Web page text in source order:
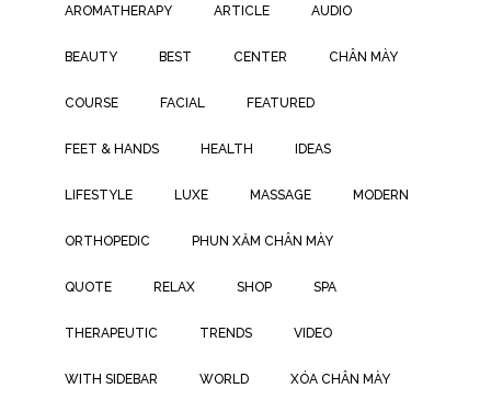
AROMATHERAPY ARTICLE AUDIO
BEAUTY BEST CENTER CHÂN MÀY
COURSE FACIAL FEATURED
FEET & HANDS HEALTH IDEAS
LIFESTYLE LUXE MASSAGE MODERN
ORTHOPEDIC PHUN XĂM CHÂN MÀY
QUOTE RELAX SHOP SPA
THERAPEUTIC TRENDS VIDEO
WITH SIDEBAR WORLD XÓA CHÂN MÀY